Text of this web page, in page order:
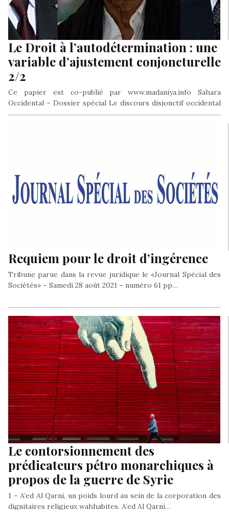
Le Droit à l’autodétermination : une
variable d’ajustement conjoncturelle
2/2
Ce papier est co-publié par www.madaniya.info Sahara
Occidental – Dossier spécial Le discours disjonctif occidental
Sauf erreur ou omission, les…
Requiem pour le droit d’ingérence
Tribune parue dans la revue juridique le «Journal Spécial des
Sociétés» – Samedi 28 août 2021 – numéro 61 pp…
Le contorsionnement des
prédicateurs pétro monarchiques à
propos de la guerre de Syrie
1 – A’ed Al Qarni, un poids lourd au sein de la corporation des
dignitaires religieux wahhabites. A’ed Al Qarni…